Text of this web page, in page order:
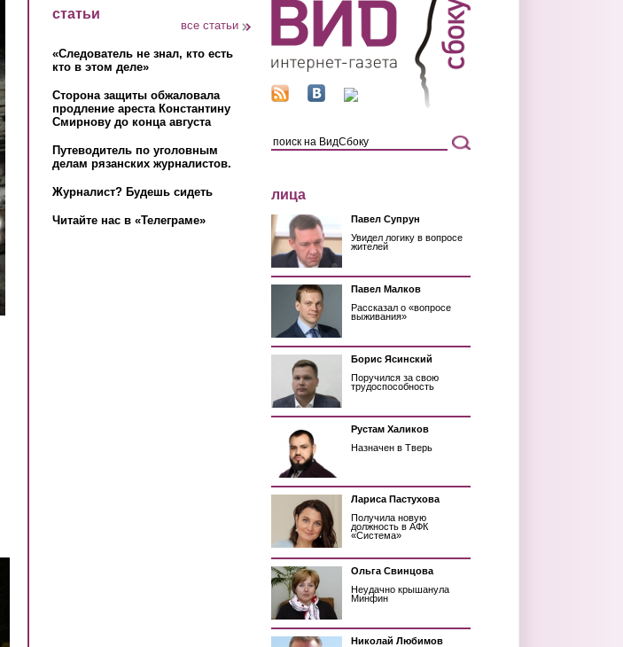
статьи
все статьи
«Следователь не знал, кто есть
кто в этом деле»
Сторона защиты обжаловала
продление ареста Константину
Смирнову до конца августа
Путеводитель по уголовным
делам рязанских журналистов.
Журналист? Будешь сидеть
Читайте нас в «Телеграме»
лица
Павел Супрун
Увидел логику в вопросе
жителей
Павел Малков
Рассказал о «вопросе
выживания»
Борис Ясинский
Поручился за свою
трудоспособность
Рустам Халиков
Назначен в Тверь
Лариса Пастухова
Получила новую
должность в АФК
«Система»
Ольга Свинцова
Неудачно крышанула
Минфин
Николай Любимов